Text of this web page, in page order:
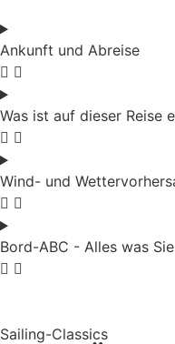
Ankunft und Abreise
Was ist auf dieser Reise
Wind- und
Bord-ABC - Alles was
Sailing-Classics